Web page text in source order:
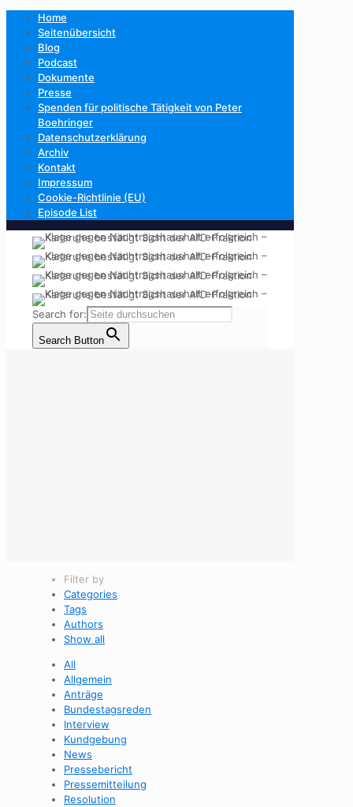
Home
Seitenübersicht
Blog
Podcast
Dokumente
Presse
Spenden für politische Tätigkeit von Peter
Boehringer
Datenschutzerklärung
Archiv
Kontakt
Impressum
Cookie-Richtlinie (EU)
Episode List
Search for:
Search Button
Filter by
Categories
Tags
Authors
Show all
All
Allgemein
Anträge
Bundestagsreden
Interview
Kundgebung
News
Pressebericht
Pressemitteilung
Resolution